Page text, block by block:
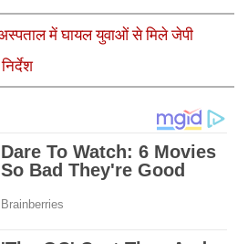
में घायल युवाओं से मिले जेपी